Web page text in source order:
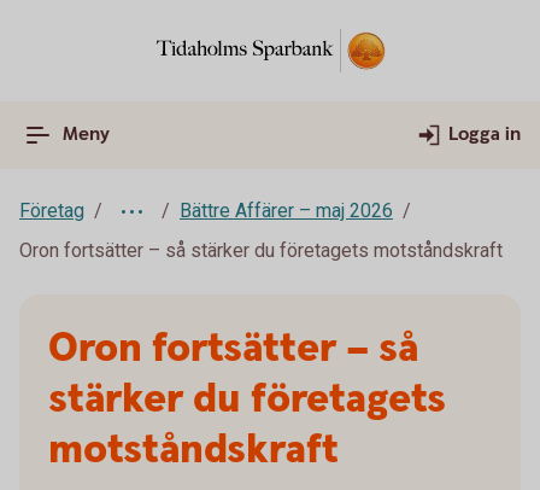
Meny Logga in
Företag
Bättre Affärer – maj 2026
Oron fortsätter – så stärker du företagets motståndskraft
Oron fortsätter – så
stärker du företagets
motståndskraft